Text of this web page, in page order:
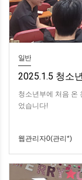
일반
2025.1.5 청소
청소년부에 처음 온
었습니다!
웹관리자0(관리*)